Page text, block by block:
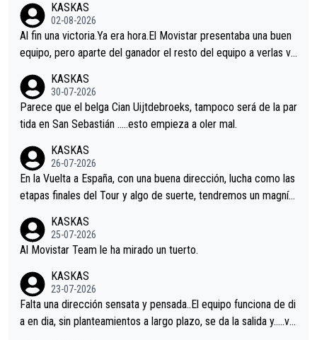
KASKAS
02-08-2026
Al fin una victoria.Ya era hora.El Movistar presentaba una buen
equipo, pero aparte del ganador el resto del equipo a verlas ve
s.La única buena noticia es la mejoría de Enric Más en San Seb
astian.Si en la Vuelta a Burgos sigue la mejoría, podríamos ten
er alguna sorpresa en la Vuelta.Ojalá.
KASKAS
30-07-2026
Parece que el belga Cian Uijtdebroeks, tampoco será de la par
tida en San Sebastián …..esto empieza a oler mal.
KASKAS
26-07-2026
En la Vuelta a España, con una buena dirección, lucha como las
etapas finales del Tour y algo de suerte, tendremos un magnífi
KASKAS
25-07-2026
Al Movistar Team le ha mirado un tuerto.
KASKAS
23-07-2026
Falta una dirección sensata y pensada..El equipo funciona de di
a en dia, sin planteamientos a largo plazo, se da la salida y…..ve